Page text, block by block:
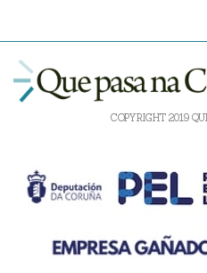
COPYRIGHT 2019